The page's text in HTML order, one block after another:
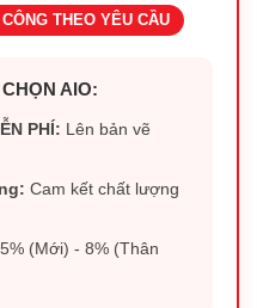
THEO YÊU CẦU
AIO:
PHÍ: Lên bản vẽ
Cam kết chất lượng
(Mới) - 8% (Thân